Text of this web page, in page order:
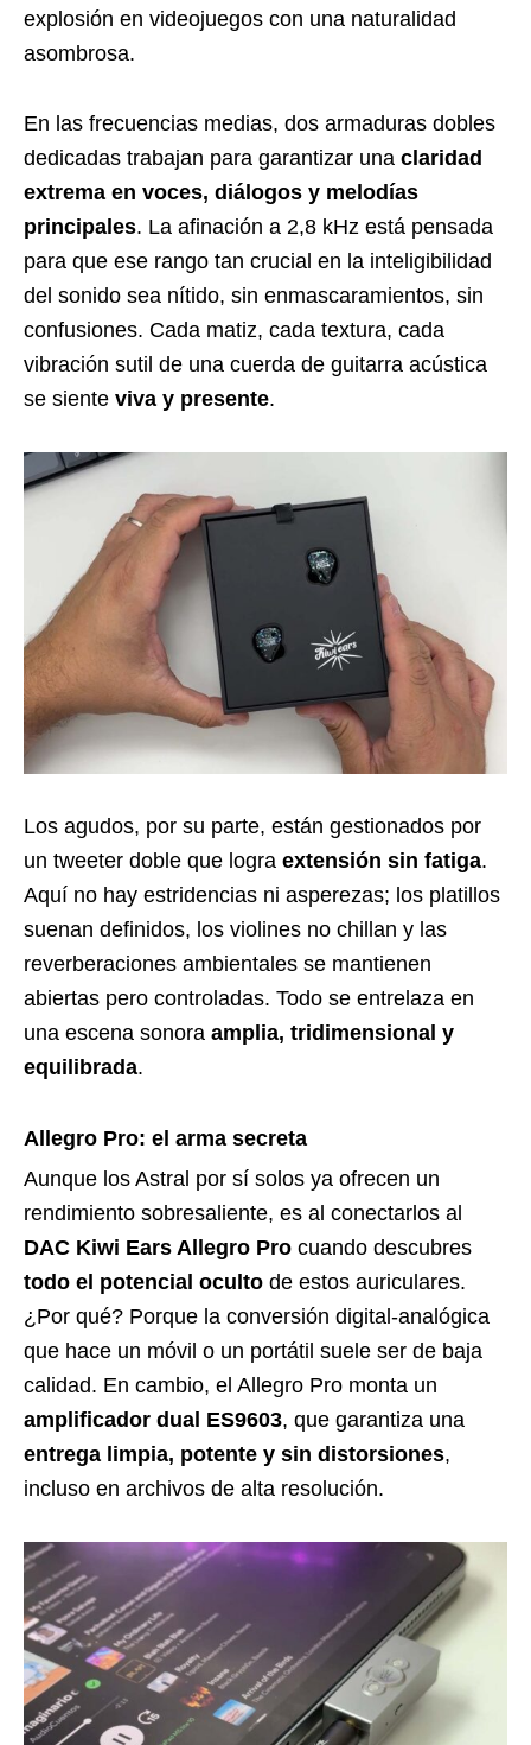
explosión en videojuegos con una naturalidad
asombrosa.
En las frecuencias medias, dos armaduras dobles
dedicadas trabajan para garantizar una claridad
extrema en voces, diálogos y melodías
principales. La afinación a 2,8 kHz está pensada
para que ese rango tan crucial en la inteligibilidad
del sonido sea nítido, sin enmascaramientos, sin
confusiones. Cada matiz, cada textura, cada
vibración sutil de una cuerda de guitarra acústica
se siente viva y presente.
Los agudos, por su parte, están gestionados por
un tweeter doble que logra extensión sin fatiga.
Aquí no hay estridencias ni asperezas; los platillos
suenan definidos, los violines no chillan y las
reverberaciones ambientales se mantienen
abiertas pero controladas. Todo se entrelaza en
una escena sonora amplia, tridimensional y
equilibrada.
Allegro Pro: el arma secreta
Aunque los Astral por sí solos ya ofrecen un
rendimiento sobresaliente, es al conectarlos al
DAC Kiwi Ears Allegro Pro cuando descubres
todo el potencial oculto de estos auriculares.
¿Por qué? Porque la conversión digital-analógica
que hace un móvil o un portátil suele ser de baja
calidad. En cambio, el Allegro Pro monta un
amplificador dual ES9603, que garantiza una
entrega limpia, potente y sin distorsiones,
incluso en archivos de alta resolución.